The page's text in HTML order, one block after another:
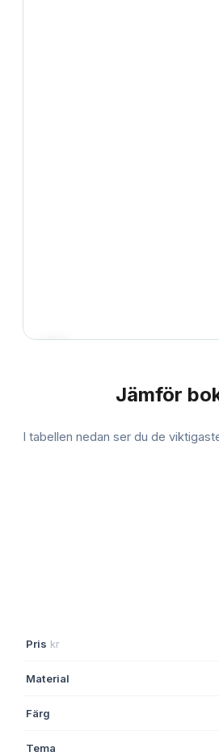
Jämför
I tabellen nedan ser du de
Pris kr
Material
Färg
Tema